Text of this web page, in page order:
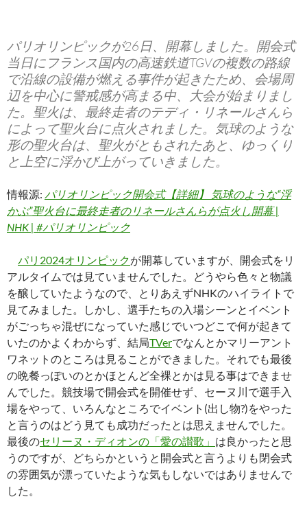
パリオリンピックが26日、開幕しました。開会式
当日にフランス国内の高速鉄道TGVの複数の路線
で沿線の設備が燃える事件が起きたため、会場周
辺を中心に警戒感が高まる中、大会が始まりまし
た。聖火は、最終走者のテディ・リネールさんら
によって聖火台に点火されました。気球のような
形の聖火台は、聖火がともされたあと、ゆっくり
と上空に浮かび上がっていきました。
情報源: パリオリンピック開会式【詳細】 気球のような“浮
かぶ”聖火台に最終走者のリネールさんらが点火し開幕 |
NHK | #パリオリンピック
パリ2024オリンピックが開幕していますが、開会式をリ
アルタイムでは見ていませんでした。どうやら色々と物議
を醸していたようなので、とりあえずNHKのハイライトで
見てみました。しかし、選手たちの入場シーンとイベント
がごっちゃ混ぜになっていた感じでいつどこで何が起きて
いたのかよくわからず、結局TVerでなんとかマリーアント
ワネットのところは見ることができました。それでも最後
の晩餐っぽいのとかほとんど全裸とかは見る事はできませ
んでした。競技場で開会式を開催せず、セーヌ川で選手入
場をやって、いろんなところでイベント(出し物?)をやった
と言うのはどう見ても成功だったとは思えませんでした。
最後のセリーヌ・ディオンの「愛の讃歌」 は良かったと思
うのですが、どちらかというと開会式と言うよりも閉会式
の雰囲気が漂っていたような気もしないではありませんで
した。